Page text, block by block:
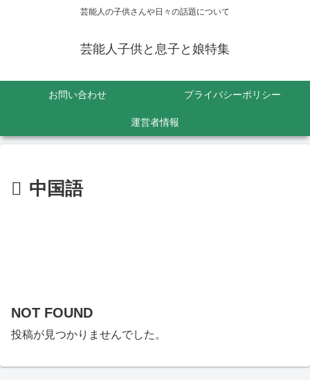
芸能人の子供さんや日々の話題について
芸能人子供と息子と娘特集
お問い合わせ プライバシーポリシー
運営者情報
中国語
NOT FOUND
投稿が見つかりませんでした。